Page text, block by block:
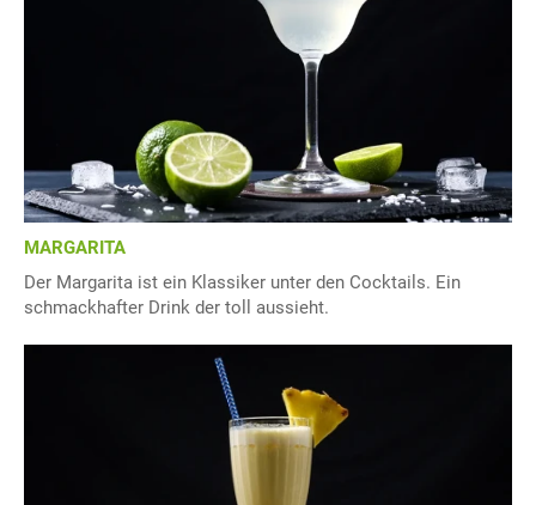
MARGARITA
Der Margarita ist ein Klassiker unter den Cocktails. Ein
schmackhafter Drink der toll aussieht.